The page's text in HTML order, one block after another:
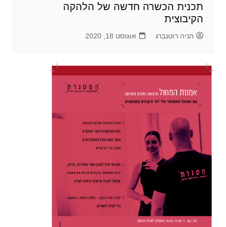
תכנית הכשרה חדשה של הלהקה
הקיבוצית
הניה רוטנברג אוגוסט 18, 2020